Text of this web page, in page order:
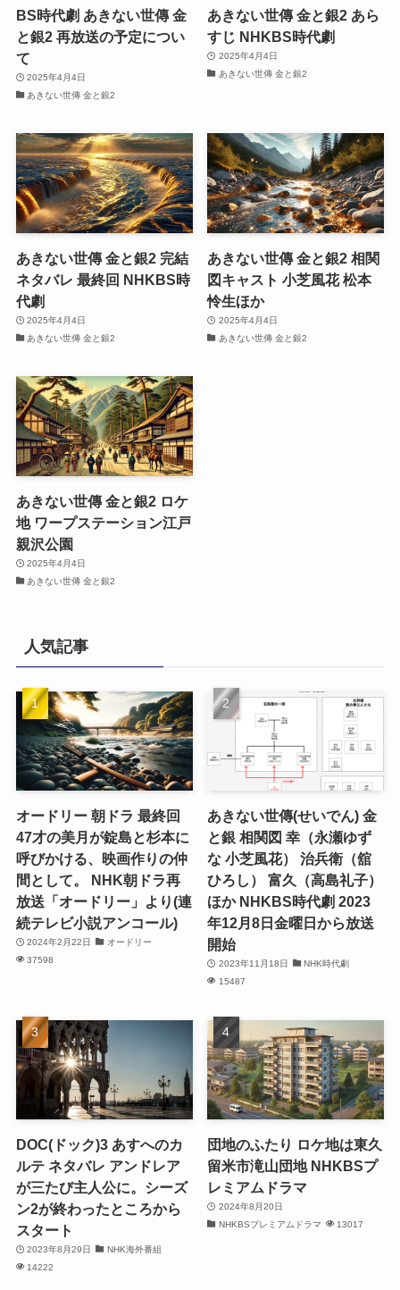
BS時代劇 あきない世傳 金
と銀2 再放送の予定につい
て
2025年4月4日
あきない世傳 金と銀2
あきない世傳 金と銀2 あら
すじ NHKBS時代劇
2025年4月4日
あきない世傳 金と銀2
あきない世傳 金と銀2 完結
ネタバレ 最終回 NHKBS時
代劇
2025年4月4日
あきない世傳 金と銀2
あきない世傳 金と銀2 相関
図キャスト 小芝風花 松本
怜生ほか
2025年4月4日
あきない世傳 金と銀2
あきない世傳 金と銀2 ロケ
地 ワープステーション江戸
親沢公園
2025年4月4日
あきない世傳 金と銀2
人気記事
オードリー 朝ドラ 最終回
47才の美月が錠島と杉本に
呼びかける、映画作りの仲
間として。 NHK朝ドラ再
放送「オードリー」より(連
続テレビ小説アンコール)
2024年2月22日
オードリー
37598
あきない世傳(せいでん) 金
と銀 相関図 幸（永瀬ゆず
な 小芝風花） 治兵衛（舘
ひろし） 富久（高島礼子）
ほか NHKBS時代劇 2023
年12月8日金曜日から放送
開始
2023年11月18日
NHK時代劇
15487
DOC(ドック)3 あすへのカ
ルテ ネタバレ アンドレア
が三たび主人公に。シーズ
ン2が終わったところから
スタート
2023年8月29日
NHK海外番組
14222
団地のふたり ロケ地は東久
留米市滝山団地 NHKBSプ
レミアムドラマ
2024年8月20日
NHKBSプレミアムドラマ
13017